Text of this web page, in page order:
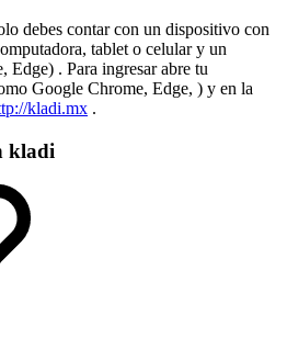
debes contar con un dispositivo con
tablet o celular y un
Edge) . Para ingresar abre tu
Google Chrome, Edge, ) y en la
kladi.mx .
kladi